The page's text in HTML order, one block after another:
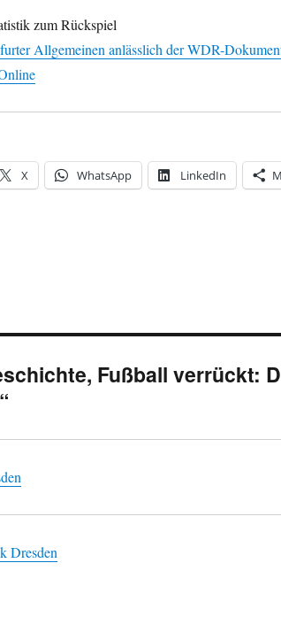
zum Rückspiel
Allgemeinen anlässlich der WDR-
X WhatsApp LinkedIn
Fußball verrückt:
Dresden